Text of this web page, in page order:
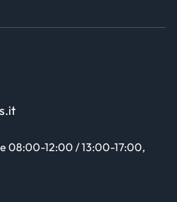
08:00-12:00 / 13:00-17:00,